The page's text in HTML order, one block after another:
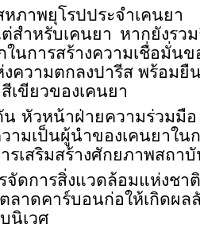
หภาพยุโรปประจำเคนย
สำหรับเคนยา หากยังร
ในการสร้างความเชื่อ
งความตกลงปารีส พร้อม
เขียวของเคนยา
น หัวหน้าฝ่ายความร่วมมื
มเป็นผู้นำของเคนยาใ
เสริมสร้างศักยภาพสถ
จัดการสิ่งแวดล้อมแห่งช
ลาดคาร์บอนก่อให้เกิด
นิเวศ